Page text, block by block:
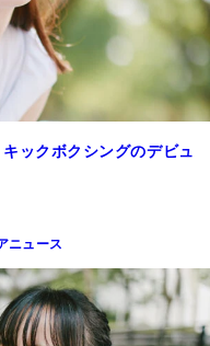
ックボクシングのデビュ
ニュース